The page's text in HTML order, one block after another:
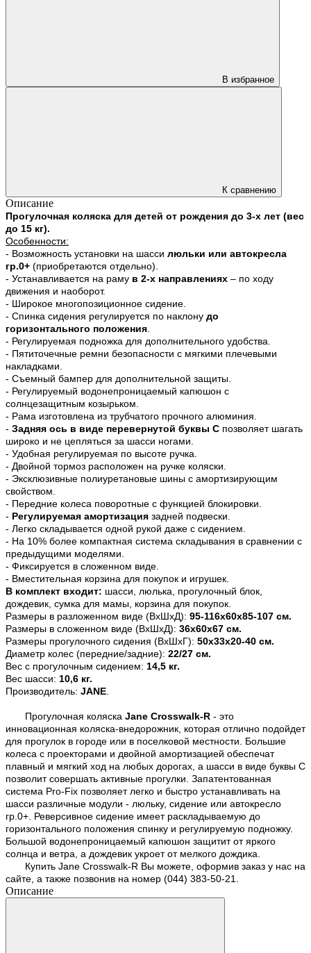
В избранное
К сравнению
Описание
Прогулочная коляска для детей от рождения до 3-х лет (вес
до 15 кг).
Особенности:
- Возможность установки на шасси люльки или автокресла
гр.0+ (приобретаются отдельно).
- Устанавливается на раму в 2-х направлениях – по ходу
движения и наоборот.
- Широкое многопозиционное сидение.
- Спинка сидения регулируется по наклону до
горизонтального положения
- Регулируемая подножка для дополнительного удобства.
- Пятиточечные ремни безопасности с мягкими плечевыми
накладками.
- Съемный бампер для дополнительной защиты.
- Регулируемый водонепроницаемый капюшон с
солнцезащитным козырьком.
- Рама изготовлена из трубчатого прочного алюминия.
- Задняя ось в виде перевернутой буквы С позволяет шагать
широко и не цепляться за шасси ногами.
- Удобная регулируемая по высоте ручка.
- Двойной тормоз расположен на ручке коляски.
- Эксклюзивные полиуретановые шины с амортизирующим
свойством.
- Передние колеса поворотные с функцией блокировки.
- Регулируемая амортизация задней подвески.
- Легко складывается одной рукой даже с сидением.
- На 10% более компактная система складывания в сравнении с
предыдущими моделями.
- Фиксируется в сложенном виде.
- Вместительная корзина для покупок и игрушек.
В комплект входит: шасси, люлька,
прогулочный блок,
дождевик, сумка для мамы, корзина для покупок.
Размеры в разложенном виде (ВхШхД): 95-116х60х85-107 см.
Размеры в сложенном виде (ВхШхД): 36х60х67 см.
Размеры прогулочного сидения (ВхШхГ): 50х33х20-40 см.
Диаметр колес (передние/задние): 22/27 см.
Вес с прогулочным сидением: 14,5 кг.
Вес шасси: 10,6 кг.
Производитель: JANE
Прогулочная коляска Jane Crosswalk-R - это
инновационная коляска-внедорожник, которая отлично подойдет
для прогулок в городе или в поселковой местности. Большие
колеса с проекторами и двойной амортизацией обеспечат
плавный и мягкий ход на любых дорогах, а шасси в виде буквы С
позволит совершать активные прогулки. Запатентованная
система Pro-Fix позволяет легко и быстро устанавливать на
шасси различные модули - люльку, сидение или автокресло
гр.0+. Реверсивное сидение имеет раскладываемую до
горизонтального положения спинку и регулируемую подножку.
Большой водонепроницаемый капюшон защитит от яркого
солнца и ветра, а дождевик укроет от мелкого дождика.
Купить Jane Crosswalk-R Вы можете, оформив заказ у нас на
сайте, а также позвонив на номер (044) 383-50-21.
Описание